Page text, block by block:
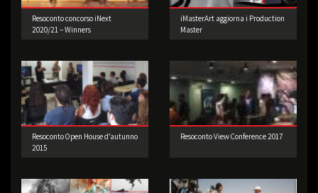
Resoconto concorso iNext
2020/21 – Winners
iMasterArt aggiorna i Production
Master
Resoconto Open House d’autunno
2015
Resoconto View Conference 2017